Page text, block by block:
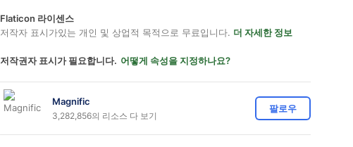
Flaticon 라이센스
저작자 표시가있는 개인 및 상업적 목적으로 무료입니다. 더 자세한 정보
저작권자 표시가 필요합니다. 어떻게 속성을 지정하나요?
Magnific
3,282,856의 리소스 다 보기
팔로우